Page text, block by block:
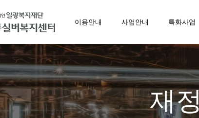
이용안내 사업안내 특화사업
재